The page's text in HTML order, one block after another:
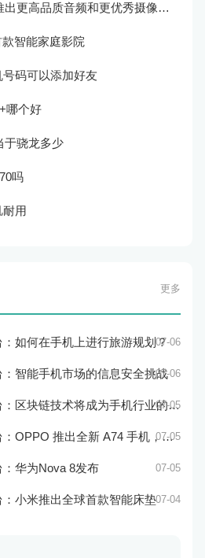
Sony Xperia 3将推出更高品质音频和更优秀摄像技术
智能家庭影院
码可以添加好友
哪个好
于骁龙多少
吗
耐用
更多
如何在手机上进行旅游规划？07-06
智能手机市场的信息安全挑战07-06
块链技术将成为手机行业的新的趋势07-05
全新 A74 手机，采用 AMOLED 屏幕和大容量电池07-05
华为Nova 8发布 07-05
小米推出全球首款智能床垫07-04